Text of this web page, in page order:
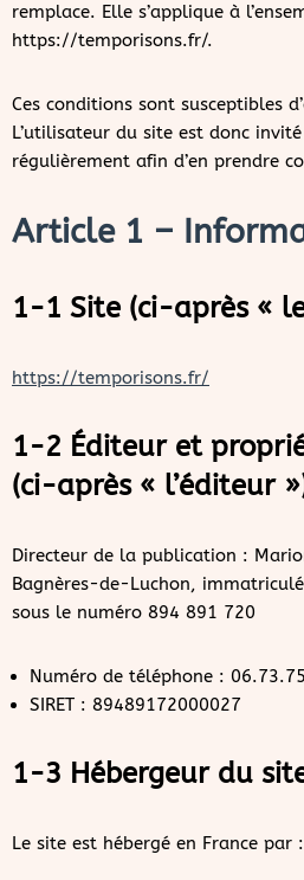
remplace. Elle s’applique à
https://temporisons.fr/.
Ces conditions sont susceptibles
L’utilisateur du site est donc
régulièrement afin d’en prendre
Article 1 –
1-1 Site (ci-après «
https://temporisons.fr/
1-2 Éditeur et
(ci-après « l’éditeur
Directeur de la publication :
Bagnères-de-Luchon,
sous le numéro 894 891 720
Numéro de téléphone :
SIRET : 89489172000027
1-3 Hébergeur du
Le site est hébergé en France par